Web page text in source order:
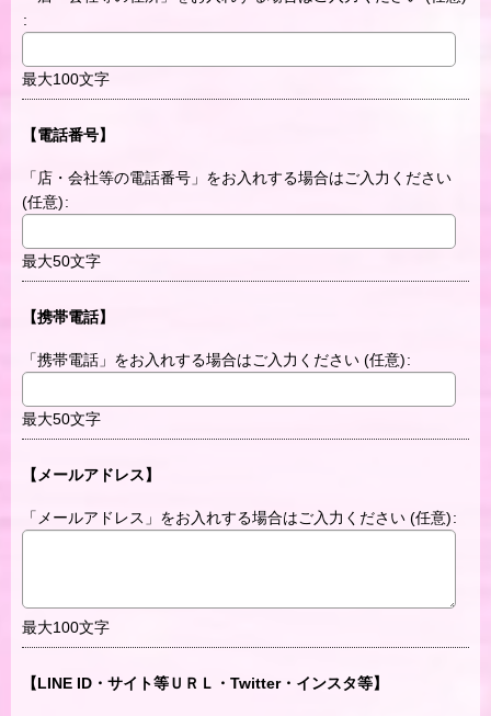
:
最大100文字
【電話番号】
「店・会社等の電話番号」をお入れする場合はご入力ください
(任意):
最大50文字
【携帯電話】
「携帯電話」をお入れする場合はご入力ください (任意):
最大50文字
【メールアドレス】
「メールアドレス」をお入れする場合はご入力ください (任意):
最大100文字
【LINE ID・サイト等ＵＲＬ・Twitter・インスタ等】